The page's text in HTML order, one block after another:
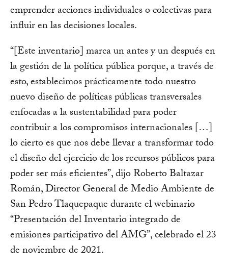
emprender acciones individuales o colectivas para
influir en las decisiones locales.
“[Este inventario] marca un antes y un después en
la gestión de la política pública porque, a través de
esto, establecimos prácticamente todo nuestro
nuevo diseño de políticas públicas transversales
enfocadas a la sustentabilidad para poder
contribuir a los compromisos internacionales […]
lo cierto es que nos debe llevar a transformar todo
el diseño del ejercicio de los recursos públicos para
poder ser más eficientes”, dijo Roberto Baltazar
Román, Director General de Medio Ambiente de
San Pedro Tlaquepaque durante el webinario
“Presentación del Inventario integrado de
emisiones participativo del AMG”, celebrado el 23
de noviembre de 2021.